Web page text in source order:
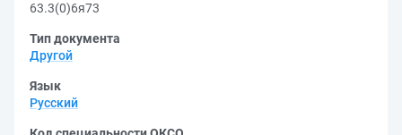
63.3(0)6я73
Тип документа
Другой
Язык
Русский